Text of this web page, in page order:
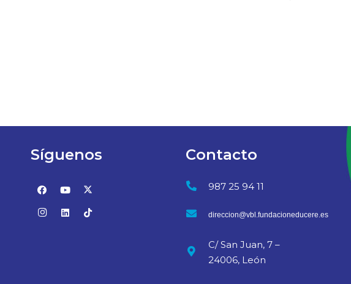
Síguenos Contacto
987 25 94 11
direccion@vbl.fundacioneducere.es
C/ San Juan, 7 –
24006, León